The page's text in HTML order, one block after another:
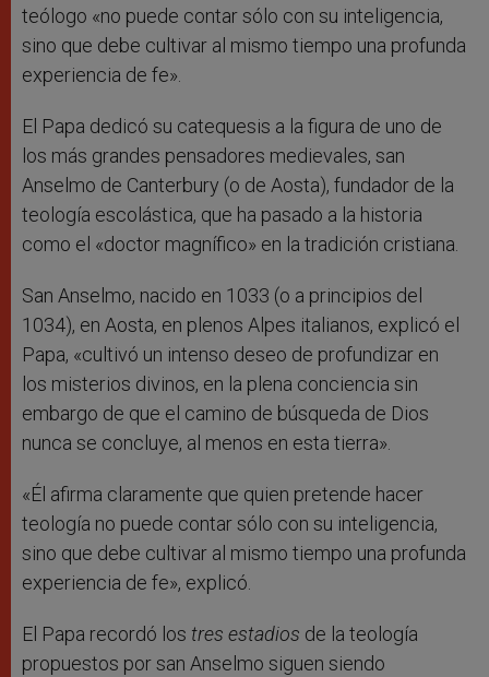
teólogo «no puede contar sólo con su inteligencia,
sino que debe cultivar al mismo tiempo una profunda
experiencia de fe».
El Papa dedicó su catequesis a la figura de uno de
los más grandes pensadores medievales, san
Anselmo de Canterbury (o de Aosta), fundador de la
teología escolástica, que ha pasado a la historia
como el «doctor magnífico» en la tradición cristiana.
San Anselmo, nacido en 1033 (o a principios del
1034), en Aosta, en plenos Alpes italianos, explicó el
Papa, «cultivó un intenso deseo de profundizar en
los misterios divinos, en la plena conciencia sin
embargo de que el camino de búsqueda de Dios
nunca se concluye, al menos en esta tierra».
«Él afirma claramente que quien pretende hacer
teología no puede contar sólo con su inteligencia,
sino que debe cultivar al mismo tiempo una profunda
experiencia de fe», explicó.
El Papa recordó los tres estadios de la teología
propuestos por san Anselmo siguen siendo